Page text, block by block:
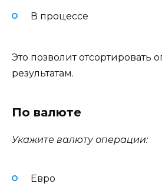
В процессе
Это позволит отсортировать
результатам.
По валюте
Укажите валюту операции:
Евро